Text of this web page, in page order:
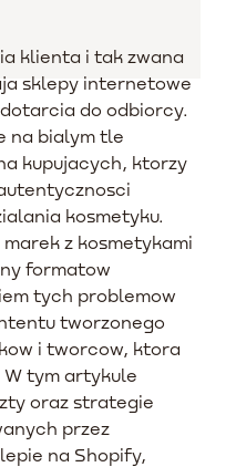
klienta i tak zwana
sklepy internetowe
do odbiorcy.
na bialym tle
kupujacych, ktorzy
kosmetyku.
z kosmetykami
formatow
tych problemow
tworzonego
i tworcow, ktora
W tym artykule
oraz strategie
przez
na Shopify,